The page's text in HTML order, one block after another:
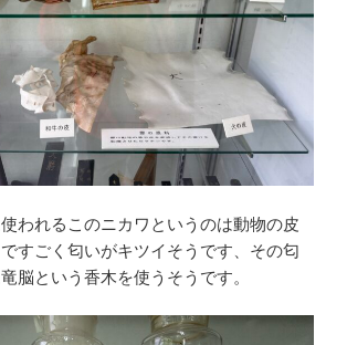
われるこのニカワというのは動物の皮
すごく匂いがキツイそうです、その匂
脳という香木を使うそうです。